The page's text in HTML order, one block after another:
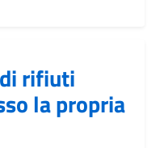
rifiuti
la propria